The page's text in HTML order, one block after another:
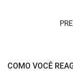
COMO VOCÊ